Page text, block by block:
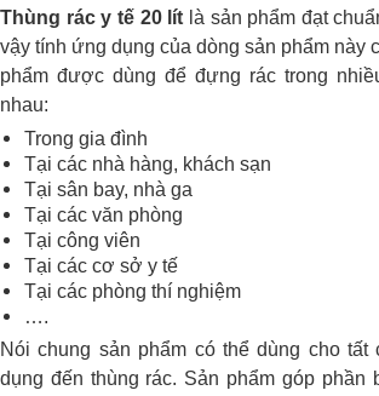
Thùng rác y tế 20 lít là sản phẩm đạt
vậy tính ứng dụng của dòng sản phẩm này
phẩm được dùng để đựng rác trong
nhau:
Trong gia đình
Tại các nhà hàng, khách sạn
Tại sân bay, nhà ga
Tại các văn phòng
Tại công viên
Tại các cơ sở y tế
Tại các phòng thí nghiệm
….
Nói chung sản phẩm có thể dùng cho
dụng đến thùng rác. Sản phẩm góp phần